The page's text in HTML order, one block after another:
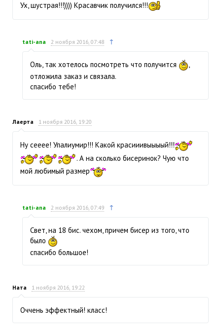
Ух, шустрая!!!)))) Красавчик получился!!!
tati-ana 2 ноября 2016, 07:48 ↑
Оль, так хотелось посмотреть что получится
,
отложила заказ и связала.
спасибо тебе!
Лаерта 1 ноября 2016, 19:20
Ну сееее! Упалиумир!!! Какой красииивыыыый!!!
. А на сколько бисеринок? Чую что
мой любимый размер
tati-ana 2 ноября 2016, 07:49 ↑
Свет, на 18 бис. чехом, причем бисер из того, что
было
спасибо большое!
Ната 1 ноября 2016, 19:22
Оччень эффектный! класс!